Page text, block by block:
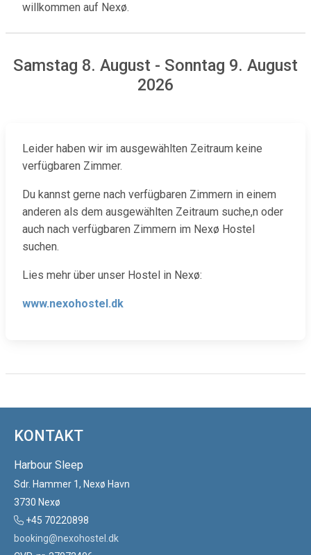
willkommen auf Nexø.
Samstag 8. August - Sonntag 9. August
2026
Leider haben wir im ausgewählten Zeitraum keine
verfügbaren Zimmer.
Du kannst gerne nach verfügbaren Zimmern in einem
anderen als dem ausgewählten Zeitraum suche,n oder
auch nach verfügbaren Zimmern im Nexø Hostel
suchen.
Lies mehr über unser Hostel in Nexø:
www.nexohostel.dk
KONTAKT
Harbour Sleep
Sdr. Hammer 1, Nexø Havn
3730 Nexø
+45 70220898
booking@nexohostel.dk